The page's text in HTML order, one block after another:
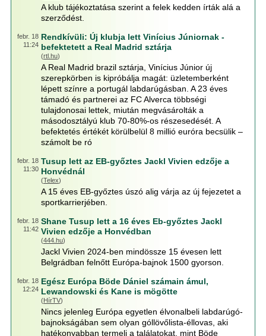
A klub tájékoztatása szerint a felek kedden írták alá a
szerződést.
febr. 18
11:24
Rendkívüli: Új klubja lett Vinícius Júniornak -
befektetett a Real Madrid sztárja
(rtl.hu)
A Real Madrid brazil sztárja, Vinícius Júnior új
szerepkörben is kipróbálja magát: üzletemberként
lépett színre a portugál labdarúgásban. A 23 éves
támadó és partnerei az FC Alverca többségi
tulajdonosai lettek, miután megvásárolták a
másodosztályú klub 70-80%-os részesedését. A
befektetés értékét körülbelül 8 millió euróra becsülik –
számolt be ró
febr. 18
11:30
Tusup lett az EB-győztes Jackl Vivien edzője a
Honvédnál
(Telex)
A 15 éves EB-győztes úszó alig várja az új fejezetet a
sportkarrierjében.
febr. 18
11:42
Shane Tusup lett a 16 éves Eb-győztes Jackl
Vivien edzője a Honvédban
(444.hu)
Jackl Vivien 2024-ben mindössze 15 évesen lett
Belgrádban felnőtt Európa-bajnok 1500 gyorson.
febr. 18
12:24
Egész Európa Böde Dániel számain ámul,
Lewandowski és Kane is mögötte
(HírTV)
Nincs jelenleg Európa egyetlen élvonalbeli labdarúgó-
bajnokságában sem olyan góllövőlista-éllovas, aki
hatékonyabban termeli a találatokat, mint Böde